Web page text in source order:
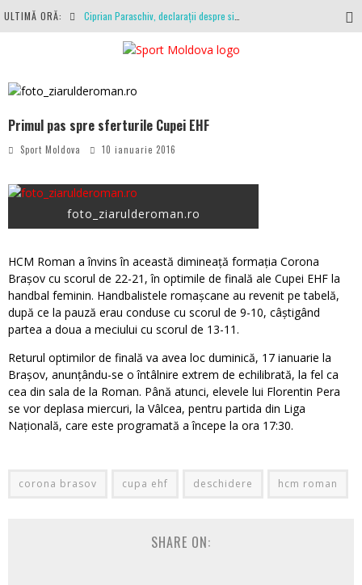
ULTIMĂ ORĂ:
Antrenamente la peste 30 de grade Celsius. Mircea Rednic își pregătește fotbaliștii pentru calvarul de duminică
Primul pas spre sferturile Cupei EHF
Sport Moldova 10 ianuarie 2016
foto_ziarulderoman.ro
HCM Roman a învins în această dimineață formația Corona
Brașov cu scorul de 22-21, în optimile de finală ale Cupei EHF la
handbal feminin. Handbalistele romașcane au revenit pe tabelă,
după ce la pauză erau conduse cu scorul de 9-10, câștigând
partea a doua a meciului cu scorul de 13-11.
Returul optimilor de finală va avea loc duminică, 17 ianuarie la
Brașov, anunțându-se o întâlnire extrem de echilibrată, la fel ca
cea din sala de la Roman. Până atunci, elevele lui Florentin Pera
se vor deplasa miercuri, la Vâlcea, pentru partida din Liga
Națională, care este programată a începe la ora 17:30.
corona brasov cupa ehf deschidere hcm roman
SHARE ON: